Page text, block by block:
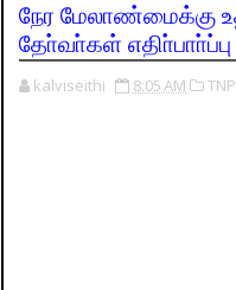
நேர மேலாண்மைக்கு
தோ்வா்கள் எதிா்பாா்ப்பு
kalviseithi 8:05 AM